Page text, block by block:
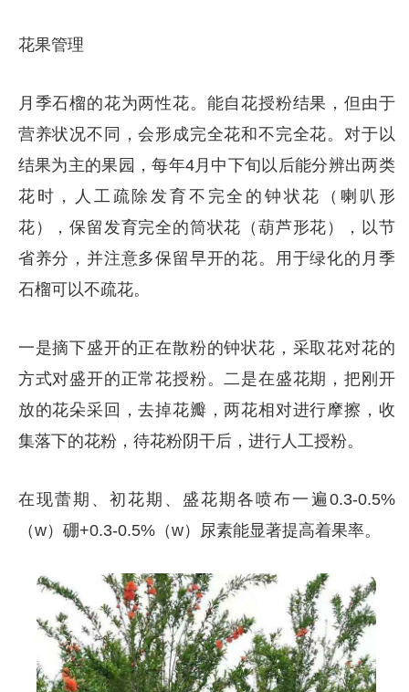
花果管理
月季石榴的花为两性花。能自花授粉结果，但由于
营养状况不同，会形成完全花和不完全花。对于以
结果为主的果园，每年4月中下旬以后能分辨出两类
花时，人工疏除发育不完全的钟状花（喇叭形
花），保留发育完全的筒状花（葫芦形花），以节
省养分，并注意多保留早开的花。用于绿化的月季
石榴可以不疏花。
一是摘下盛开的正在散粉的钟状花，采取花对花的
方式对盛开的正常花授粉。二是在盛花期，把刚开
放的花朵采回，去掉花瓣，两花相对进行摩擦，收
集落下的花粉，待花粉阴干后，进行人工授粉。
在现蕾期、初花期、盛花期各喷布一遍0.3-0.5%
（w）硼+0.3-0.5%（w）尿素能显著提高着果率。